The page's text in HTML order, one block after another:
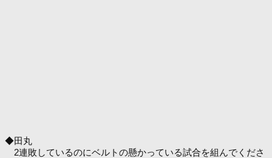
◆田丸
2連敗しているのにベルトの懸かっている試合を組んでくださ